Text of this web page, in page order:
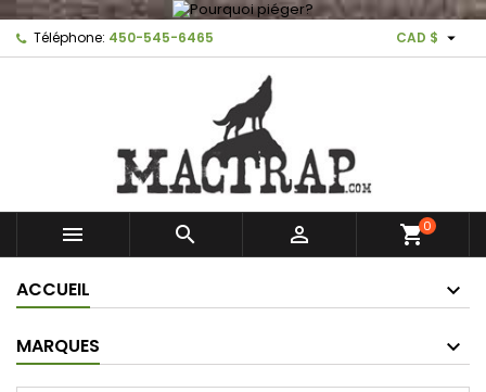
Téléphone: 450-545-6465 CAD $ 
   shopping_cart0
ACCUEIL
MARQUES